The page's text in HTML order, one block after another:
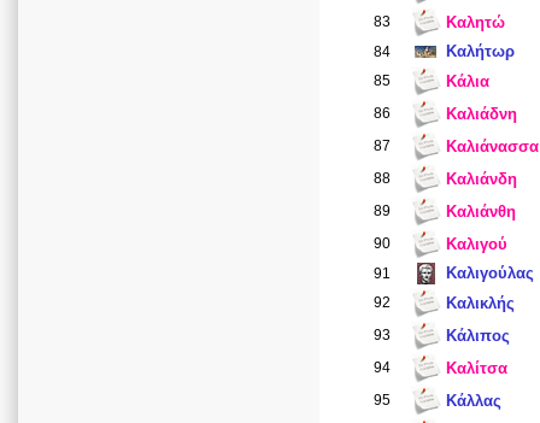
83 Καλητώ
84 Καλήτωρ
85 Κάλια
86 Καλιάδνη
87 Καλιάνασσα
88 Καλιάνδη
89 Καλιάνθη
90 Καλιγού
91 Καλιγούλας
92 Καλικλής
93 Κάλιπος
94 Καλίτσα
95 Κάλλας